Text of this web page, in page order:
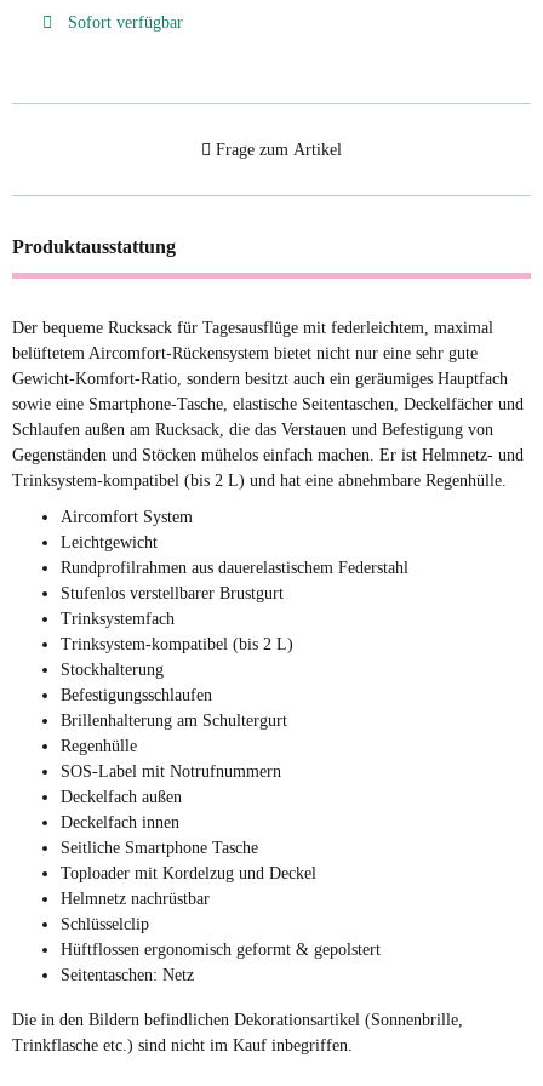
Sofort verfügbar
Frage zum Artikel
Produktausstattung
Der bequeme Rucksack für Tagesausflüge mit federleichtem, maximal
belüftetem Aircomfort-Rückensystem bietet nicht nur eine sehr gute
Gewicht-Komfort-Ratio, sondern besitzt auch ein geräumiges Hauptfach
sowie eine Smartphone-Tasche, elastische Seitentaschen, Deckelfächer und
Schlaufen außen am Rucksack, die das Verstauen und Befestigung von
Gegenständen und Stöcken mühelos einfach machen. Er ist Helmnetz- und
Trinksystem-kompatibel (bis 2 L) und hat eine abnehmbare Regenhülle.
Aircomfort System
Leichtgewicht
Rundprofilrahmen aus dauerelastischem Federstahl
Stufenlos verstellbarer Brustgurt
Trinksystemfach
Trinksystem-kompatibel (bis 2 L)
Stockhalterung
Befestigungsschlaufen
Brillenhalterung am Schultergurt
Regenhülle
SOS-Label mit Notrufnummern
Deckelfach außen
Deckelfach innen
Seitliche Smartphone Tasche
Toploader mit Kordelzug und Deckel
Helmnetz nachrüstbar
Schlüsselclip
Hüftflossen ergonomisch geformt & gepolstert
Seitentaschen: Netz
Die in den Bildern befindlichen Dekorationsartikel (Sonnenbrille,
Trinkflasche etc.) sind nicht im Kauf inbegriffen.